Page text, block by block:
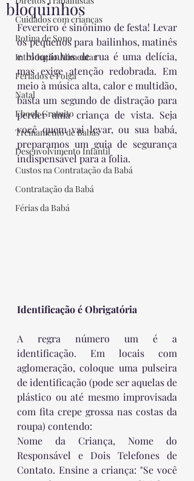
Cuidados com crianças
Rotina de Sono
Introdução Alimentar
Feriados e Folga
Natal
Ebook Gratuito
Treinamento de Babás
Desenvolvimento Infantil
Custos na Contratação da Babá
Contratação da Babá
Férias da Babá
bloquinhos
Fevereiro é sinônimo de festa! Levar
os pequenos para bailinhos, matinês
e bloquinhos de rua é uma delícia,
mas exige atenção redobrada. Em
meio à música alta, calor e multidão,
basta um segundo de distração para
perder uma criança de vista. Seja
você quem vai levar, ou sua babá,
preparamos um guia de segurança
indispensável para a folia.
Identificação é Obrigatória
A regra número um é a
identificação. Em locais com
aglomeração, coloque uma pulseira
de identificação (pode ser aquelas de
plástico ou até mesmo improvisada
com fita crepe grossa nas costas da
roupa) contendo:
Nome da Criança, Nome do
Responsável e Dois Telefones de
Contato. Ensine a criança: "Se você